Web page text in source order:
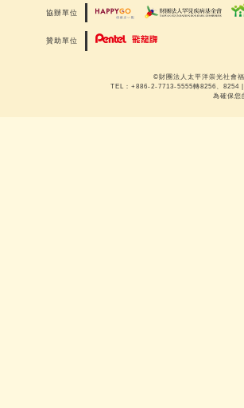
協辦單位
贊助單位
©財團法人太平洋崇光社會
TEL：+886-2-7713-5555轉8256、
為確保您